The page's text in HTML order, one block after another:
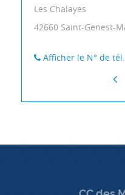
Les Chalayes
42660 Saint-Genest-
Afficher le N° de tél.